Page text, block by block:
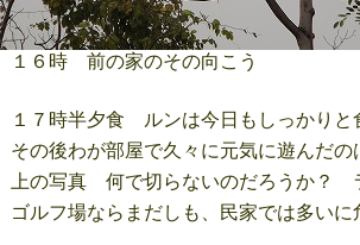
１６時 前の家のその向こう
１７時半夕食 ルンは今日もしっかりと
その後わが部屋で久々に元気に遊んだの
上の写真 何で切らないのだろうか？
ゴルフ場ならまだしも、民家では多いに